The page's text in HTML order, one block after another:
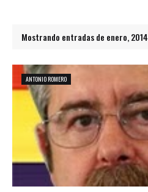
Mostrando entradas de enero, 2014
ANTONIO ROMERO